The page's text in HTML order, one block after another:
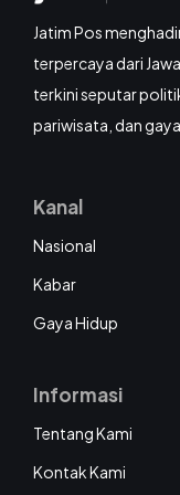
Jatim Pos
terpercaya dari
terkini seputar
pariwisata, dan
Kanal
Nasional
Kabar
Gaya Hidup
Informasi
Tentang Kami
Kontak Kami